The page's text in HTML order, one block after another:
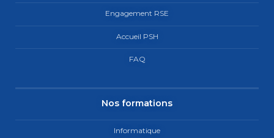
Engagement RSE
Accueil PSH
FAQ
Nos formations
Informatique